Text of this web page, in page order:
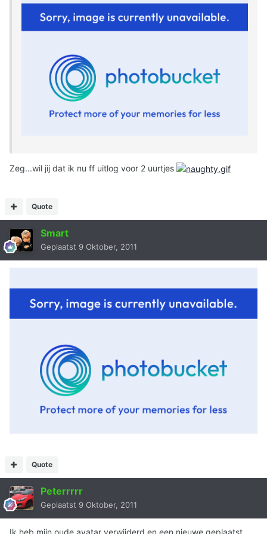
Zeg...wil jij dat ik nu ff uitlog voor 2 uurtjes
Quote
Smart
Geplaatst 9 Oktober, 2011
Quote
Peterrrrr
Geplaatst 9 Oktober, 2011
Ik heb mijn oude avatar verwijderd en een nieuwe geplaatst,